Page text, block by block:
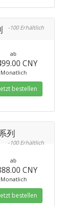
-100 Erhältlich
ab
CNY
Monatlich
bestellen
列
-100 Erhältlich
ab
CNY
Monatlich
bestellen